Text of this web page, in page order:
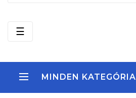
MINDEN KATEGÓRIA
Toggle
☰